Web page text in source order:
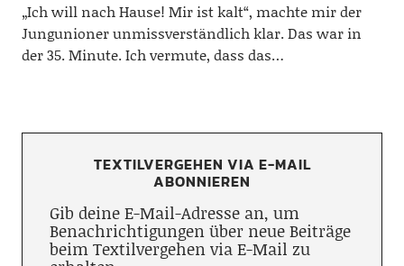
„Ich will nach Hause! Mir ist kalt“, machte mir der
Jungunioner unmissverständlich klar. Das war in
der 35. Minute. Ich vermute, dass das…
TEXTILVERGEHEN VIA E-MAIL
ABONNIEREN
Gib deine E-Mail-Adresse an, um
Benachrichtigungen über neue Beiträge
beim Textilvergehen via E-Mail zu